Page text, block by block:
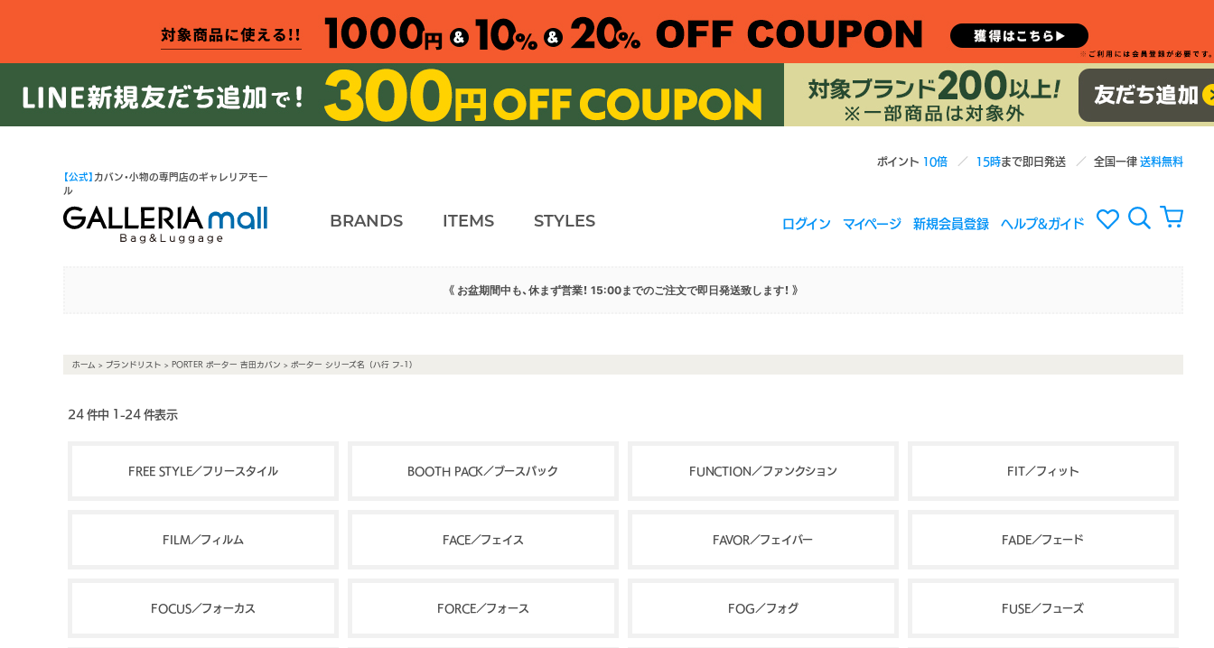
ポイント 10倍 15時まで即日発送 全国一律送料無料
【公式】 カバン・小物の専門店のギャレリアモー
ル
BRANDS ITEMS STYLES ログイン マイページ 新規会員登録 ヘルプ&ガイド
《 お盆期間中も、休まず営業！ 15:00までのご注文で即日発送致します！ 》
ホーム > ブランドリスト > PORTER ポーター 吉田カバン > ポーター シリーズ名（ハ行 フ-1）
24 件中 1-24 件表示
FREE STYLE／フリースタイル BOOTH PACK／ブースパック FUNCTION／ファンクション FIT／フィット
FILM／フィルム FACE／フェイス FAVOR／フェイバー FADE／フェード
FOCUS／フォーカス FORCE／フォース FOG／フォグ FUSE／フューズ